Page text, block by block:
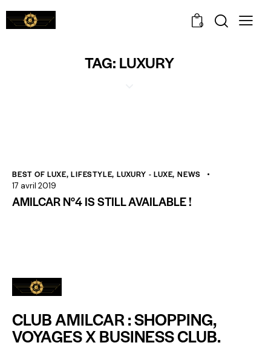
0
TAG: LUXURY
BEST OF LUXE,LIFESTYLE,LUXURY - LUXE,NEWS
17 avril 2019
AMILCAR N°4 IS STILL AVAILABLE !
CLUB AMILCAR : SHOPPING,
VOYAGES X BUSINESS CLUB.